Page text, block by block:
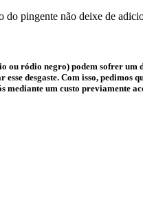
do pingente não deixe de
ródio negro) podem sofrer um
desgaste. Com isso,
mediante um custo previamente